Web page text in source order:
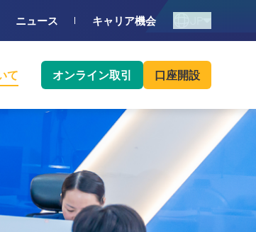
ニュース キャリア機会
て オンライン取引 口座開設